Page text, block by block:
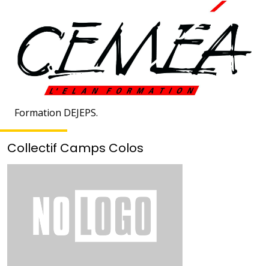
Formation DEJEPS.
Collectif Camps Colos